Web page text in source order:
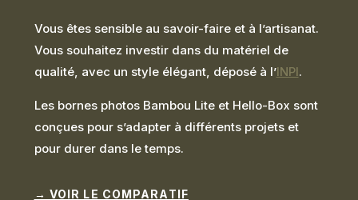
Vous êtes sensible au savoir-faire et à l’artisanat.
Vous souhaitez investir dans du matériel de
qualité, avec un style élégant, déposé à l’INPI.
Les bornes photos Bambou Lite et Hello-Box sont
conçues pour s’adapter à différents projets et
pour durer dans le temps.
→ VOIR LE COMPARATIF